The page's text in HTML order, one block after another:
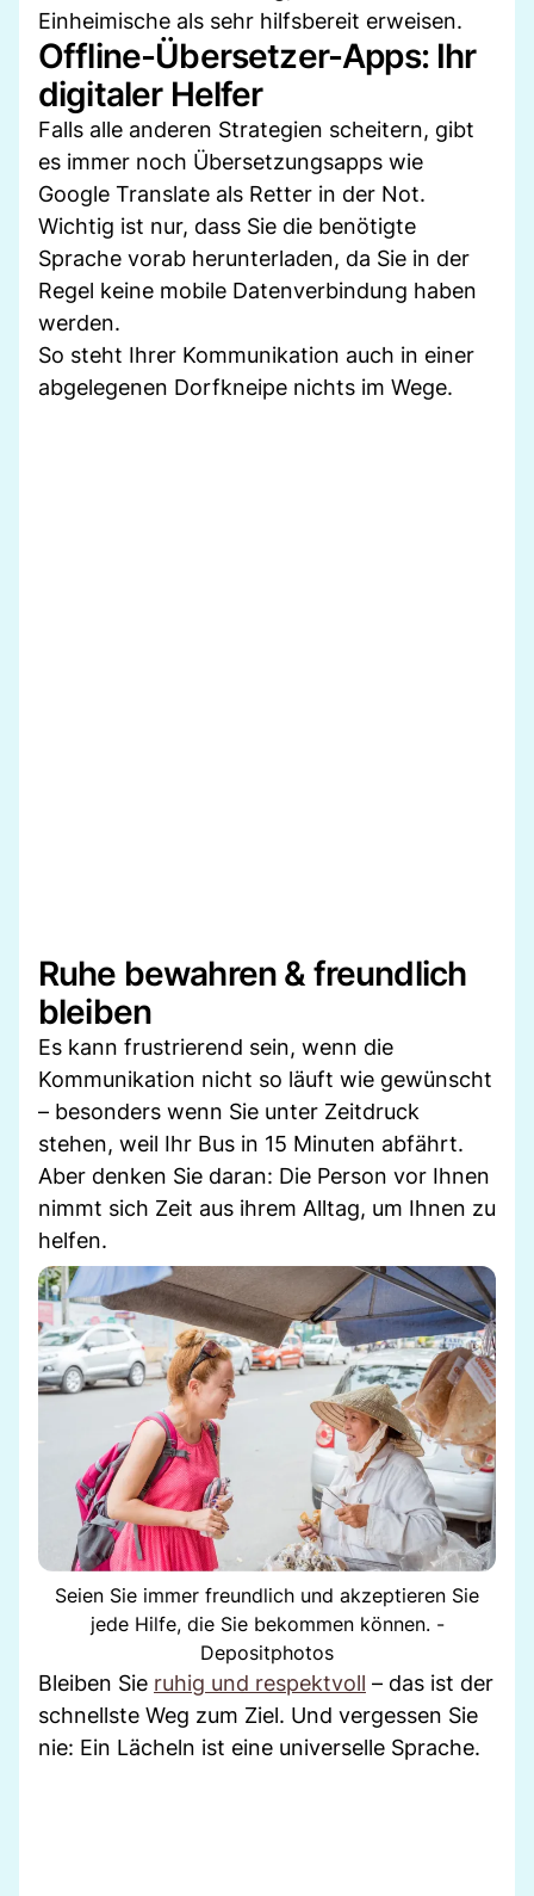
Einheimische als sehr hilfsbereit erweisen.
Offline-Übersetzer-Apps: Ihr
digitaler Helfer
Falls alle anderen Strategien scheitern, gibt
es immer noch Übersetzungsapps wie
Google Translate als Retter in der Not.
Wichtig ist nur, dass Sie die benötigte
Sprache vorab herunterladen, da Sie in der
Regel keine mobile Datenverbindung haben
werden.
So steht Ihrer Kommunikation auch in einer
abgelegenen Dorfkneipe nichts im Wege.
Ruhe bewahren & freundlich
bleiben
Es kann frustrierend sein, wenn die
Kommunikation nicht so läuft wie gewünscht
– besonders wenn Sie unter Zeitdruck
stehen, weil Ihr Bus in 15 Minuten abfährt.
Aber denken Sie daran: Die Person vor Ihnen
nimmt sich Zeit aus ihrem Alltag, um Ihnen zu
helfen.
Seien Sie immer freundlich und akzeptieren Sie
jede Hilfe, die Sie bekommen können. -
Depositphotos
Bleiben Sie ruhig und respektvoll – das ist der
schnellste Weg zum Ziel. Und vergessen Sie
nie: Ein Lächeln ist eine universelle Sprache.